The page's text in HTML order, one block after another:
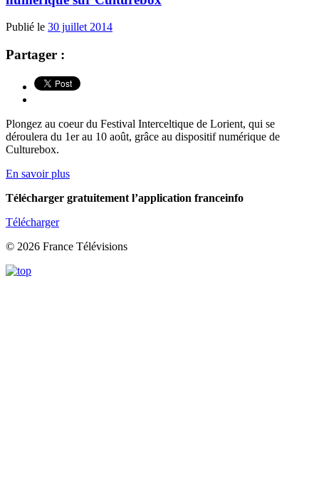
Publié le 30 juillet 2014
Partager :
Plongez au coeur du Festival Interceltique de Lorient, qui se
déroulera du 1er au 10 août, grâce au dispositif numérique de
Culturebox.
En savoir plus
Télécharger gratuitement l’application franceinfo
Télécharger
© 2026 France Télévisions